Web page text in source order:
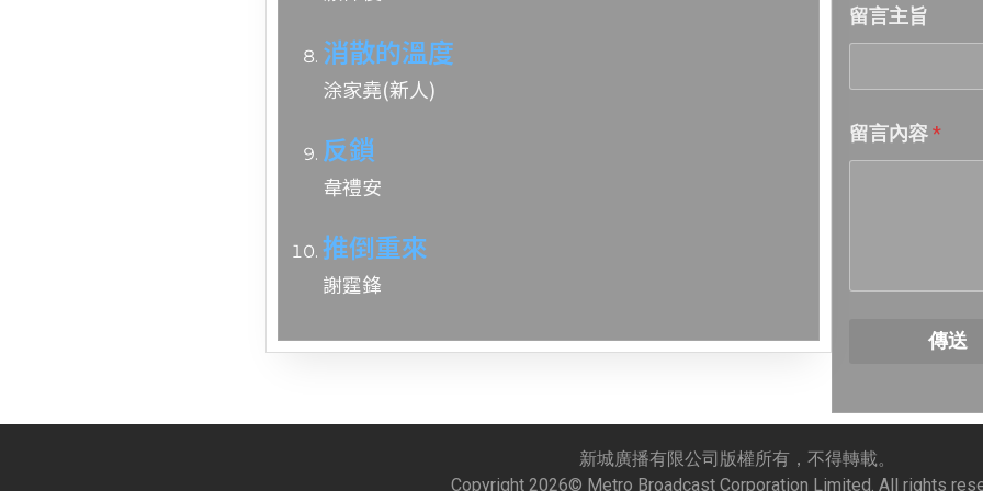
消散的溫度
涂家堯(新人)
反鎖
韋禮安
推倒重來
謝霆鋒
Week
Week
留言主旨
留言內容*
傳送
新城廣播有限公司版權所有，不得轉載。
Copyright 2026© Metro Broadcast Corporation Limited. All rights